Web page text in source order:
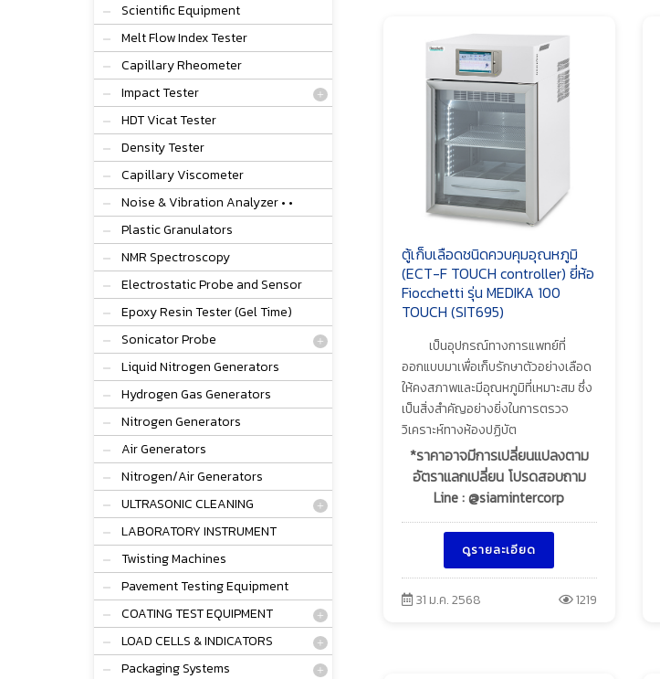
Scientific Equipment
Melt Flow Index Tester
Capillary Rheometer
Impact Tester
HDT Vicat Tester
Density Tester
Capillary Viscometer
Noise & Vibration Analyzer • •
Plastic Granulators
NMR Spectroscopy
Electrostatic Probe and Sensor
Epoxy Resin Tester (Gel Time)
Sonicator Probe
Liquid Nitrogen Generators
Hydrogen Gas Generators
Nitrogen Generators
Air Generators
Nitrogen/Air Generators
ULTRASONIC CLEANING
LABORATORY INSTRUMENT
Twisting Machines
Pavement Testing Equipment
COATING TEST EQUIPMENT
LOAD CELLS & INDICATORS
Packaging Systems
ตู้เก็บเลือดชนิดควบคุมอุณหภูมิ
(ECT-F TOUCH controller) ยี่ห้อ
Fiocchetti รุ่น MEDIKA 100
TOUCH (SIT695)
เป็นอุปกรณ์ทางการแพทย์ที่
ออกแบบมาเพื่อเก็บรักษาตัวอย่างเลือด
ให้คงสภาพและมีอุณหภูมิที่เหมาะสม ซึ่ง
เป็นสิ่งสำคัญอย่างยิ่งในการตรวจ
วิเคราะห์ทางห้องปฏิบัต
*ราคาอาจมีการเปลี่ยนแปลงตาม
อัตราแลกเปลี่ยน โปรดสอบถาม
Line : @siamintercorp
ดูรายละเอียด
31 ม.ค. 2568 1219